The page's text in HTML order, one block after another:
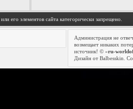
его элементов сайта категорически запрещено.
Администрация не
возмещает никаких
источник! © «ru-
Дизайн от Balbesskin.